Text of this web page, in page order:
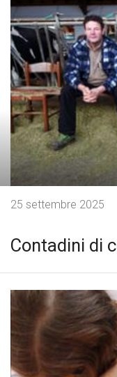
Contadini di
25 settembre 2025